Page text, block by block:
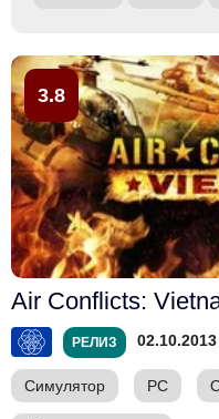
3.8
Air Conflicts:
РЕЛИЗ 02.10.2013
Симулятор PC